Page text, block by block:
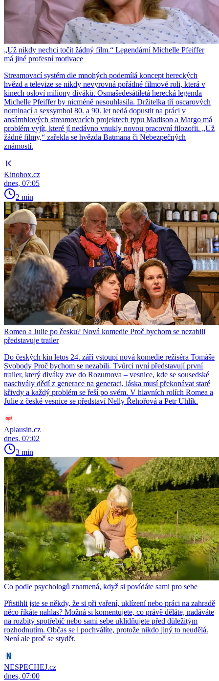
„Už nikdy nechci točit žádný film.“ Legendární Michelle Pfeiffer
má jiné profesní motivace
Streamovací systém dle mnohých podemílá koncept hereckých
hvězd a televize se nikdy nevyrovná pořádné filmové roli, která v
kinech osloví miliony diváků. Osmašedesátiletá herecká legenda
Michelle Pfeiffer by nicméně nesouhlasila. Držitelka tří oscarových
nominací a sexsymbol 80. a 90. let nedá dopustit na práci v
ansámblových streamovacích projektech typu Madison a Margo má
problém vyjít, které jí nedávno vnukly novou pracovní filozofii. „Už
žádné filmy,“ zařekla se hvězda Batmana či Nebezpečných
známostí.
Kinobox.cz
dnes, 07:05
2 min
Romeo a Julie po česku? Nová komedie Proč bychom se nezabili
představuje trailer
Do českých kin letos 24. září vstoupí nová komedie režiséra Tomáše
Svobody Proč bychom se nezabili. Tvůrci nyní představují první
trailer, který diváky zve do Rozumova – vesnice, kde se sousedské
naschvály dědí z generace na generaci, láska musí překonávat staré
křivdy a každý problém se řeší po svém. V hlavních rolích Romea a
Julie z české vesnice se představí Nelly Řehořová a Petr Uhlík.
Aplausin.cz
dnes, 07:02
3 min
Co podle psychologů znamená, když si povídáte sami pro sebe
Přistihli jste se někdy, že si při vaření, uklízení nebo práci na zahradě
něco říkáte nahlas? Možná si komentujete, co právě děláte, nadáváte
na rozbitý spotřebič nebo sami sebe uklidňujete před důležitým
rozhodnutím. Občas se i pochválíte, protože nikdo jiný to neudělá.
Není ale proč se stydět.
NESPECHEJ.cz
dnes, 07:00